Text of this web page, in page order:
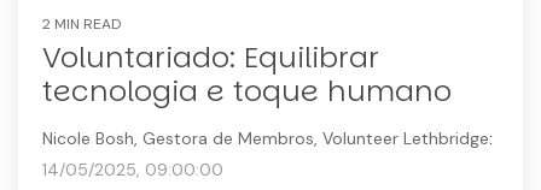
2 MIN READ
Voluntariado: Equilibrar
tecnologia e toque humano
Nicole Bosh, Gestora de Membros, Volunteer Lethbridge:
14/05/2025, 09:00:00